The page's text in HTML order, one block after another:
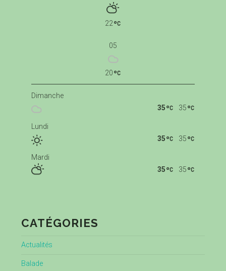
22
05
20
Dimanche
35
35
Lundi
35
35
Mardi
35
35
CATÉGORIES
Actualités
Balade